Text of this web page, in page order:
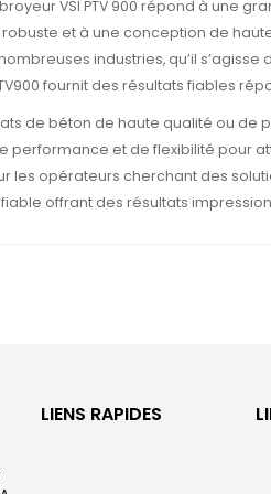
VSI PTV 900 répond à une
et à une conception de
industries, qu’il
fournit des résultats fiables
de béton de haute qualité ou de
performance et de flexibilité pour
les opérateurs cherchant des
offrant des résultats
LIENS RAPIDES